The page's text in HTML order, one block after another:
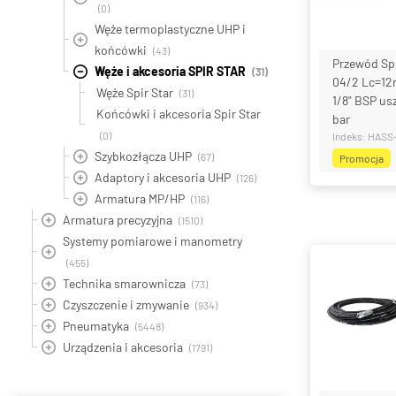
(0)
Węże termoplastyczne UHP i
końcówki (43)
Węże i akcesoria SPIR STAR (31)
Węże Spir Star (31)
Końcówki i akcesoria Spir Star
(0)
Szybkozłącza UHP (67)
Adaptory i akcesoria UHP (126)
Armatura MP/HP (116)
Armatura precyzyjna (1510)
Systemy pomiarowe i manometry
(455)
Technika smarownicza (73)
Czyszczenie i zmywanie (934)
Pneumatyka (5448)
Urządzenia i akcesoria (1791)
Rozmiar
Przewód
04/2
1/8" BSP
bar
Indeks:
Promocja